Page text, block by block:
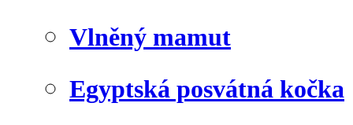
Vlněný mamut
Egyptská posvátná kočka